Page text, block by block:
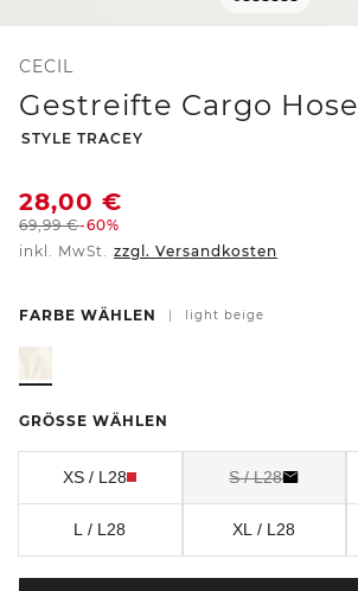
CECIL
Gestreifte Cargo Hose
-
STYLE TRACEY
28,00 €
69,99€-60%
inkl. MwSt. zzgl. Versandkosten
FARBE WÄHLEN light beige
GRÖSSE WÄHLEN
XS / L28 S / L28
L / L28 XL / L28